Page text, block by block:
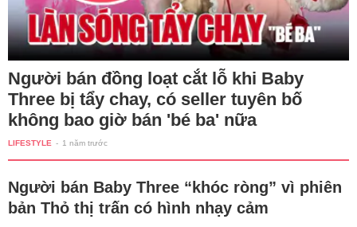
Người bán đồng loạt cắt lỗ khi Baby
Three bị tẩy chay, có seller tuyên bố
không bao giờ bán 'bé ba' nữa
LIFESTYLE - 1 năm trước
Người bán Baby Three “khóc ròng” vì phiên
bản Thỏ thị trấn có hình nhạy cảm